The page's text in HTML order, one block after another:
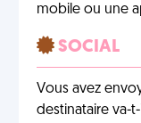
mobile ou une
SOCIAL
Vous avez
destinataire va-